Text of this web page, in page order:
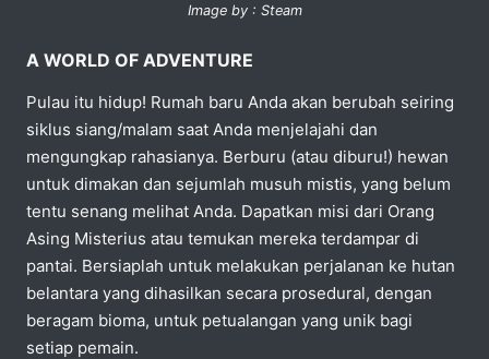
Image by : Steam
A WORLD OF ADVENTURE
Pulau itu hidup! Rumah baru Anda akan berubah seiring
siklus siang/malam saat Anda menjelajahi dan
mengungkap rahasianya. Berburu (atau diburu!) hewan
untuk dimakan dan sejumlah musuh mistis, yang belum
tentu senang melihat Anda. Dapatkan misi dari Orang
Asing Misterius atau temukan mereka terdampar di
pantai. Bersiaplah untuk melakukan perjalanan ke hutan
belantara yang dihasilkan secara prosedural, dengan
beragam bioma, untuk petualangan yang unik bagi
setiap pemain.